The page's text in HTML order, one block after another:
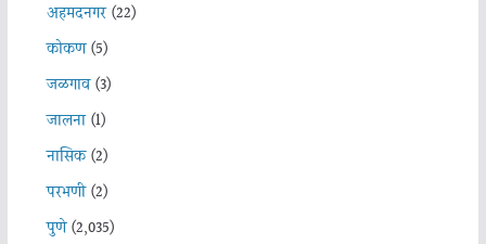
अहमदनगर(22)
कोकण(5)
जळगाव(3)
जालना(1)
नासिक(2)
परभणी(2)
पुणे(2,035)